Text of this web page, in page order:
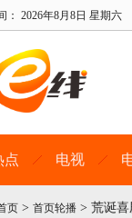
： 2026年8月8日 星期六
点 电视
页 > 首页轮播 > 荒诞喜